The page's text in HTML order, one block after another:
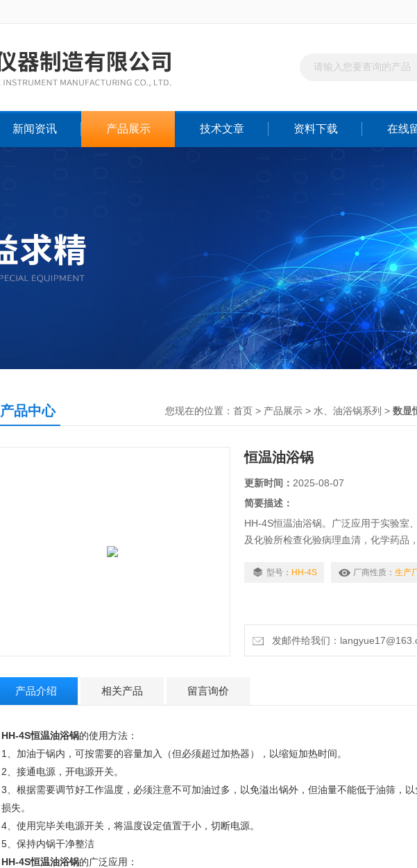
新闻资讯 产品展示 技术文章 资料下载 在线
产品中心 您现在的位置： 首页 > 产品展示 > 水、油浴锅系列 > 数显
恒温油浴锅
更新时间： 2025-08-07
简要描述：
HH-4S恒温油浴锅。广泛应用于实验室
及化验所检查化验病理血清，化学药品
型号： HH-4S 厂商性质： 生产
发邮件给我们：
产品介绍 相关产品 留言询价
HH-4S恒温油浴锅的使用方法：
1、加油于锅内，可按需要的容量加入（但必须超过加热器），以缩短加热时间。
2、接通电源，开电源开关。
3、根据需要调节好工作温度，必须注意不可加油过多，以免溢出锅外，但油量不能低于油筛，
损失。
4、使用完毕关电源开关，将温度设定值置于小，切断电源。
5、保持内锅干净整洁
HH-4S恒温油浴锅的广泛应用：